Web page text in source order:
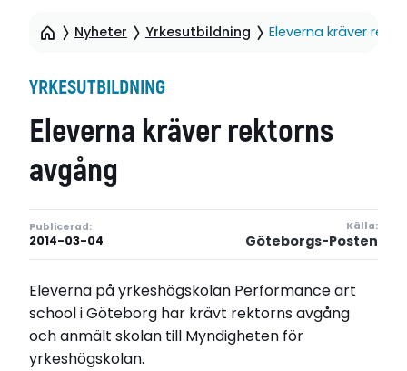
Nyheter Yrkesutbildning Eleverna kräver
YRKESUTBILDNING
Eleverna kräver rektorns
avgång
Publicerad:
2014-03-04
Källa:
Göteborgs-Posten
Eleverna på yrkeshögskolan Performance art
school i Göteborg har krävt rektorns avgång
och anmält skolan till Myndigheten för
yrkeshögskolan.